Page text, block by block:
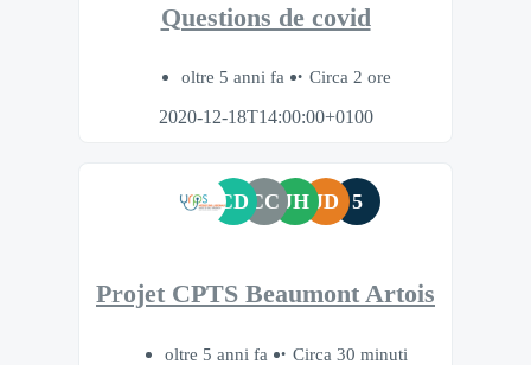
Questions de covid
oltre 5 anni fa
Circa 2 ore
2020-12-18T14:00:00+0100
CD CC JH JD 5
Projet CPTS Beaumont Artois
oltre 5 anni fa
Circa 30 minuti